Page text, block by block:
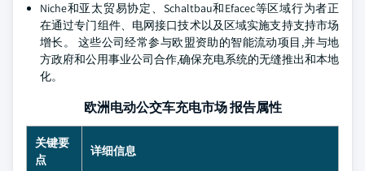
Niche和亚太贸易协定、Schaltbau和Efacec等区域行为者正
在通过专门组件、电网接口技术以及区域实施支持支持市场
增长。 这些公司经常参与欧盟资助的智能流动项目,并与地
方政府和公用事业公司合作,确保充电系统的无缝推出和本地
化。
欧洲电动公交车充电市场 报告属性
关键要
点
详细信息